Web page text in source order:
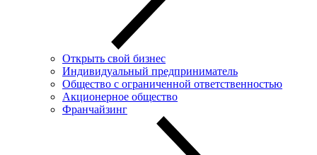
Открыть свой бизнес
Индивидуальный предприниматель
Общество с ограниченной ответственностью
Акционерное общество
Франчайзинг